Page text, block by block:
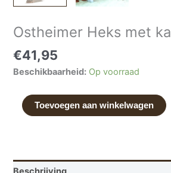
Ostheimer Heks met
€41,95
Beschikbaarheid: Op voorraad
Toevoegen aan winkelwagen